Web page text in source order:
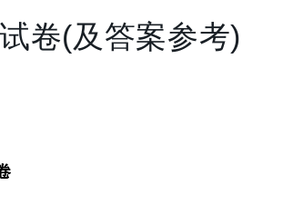
卷(及答案参考)